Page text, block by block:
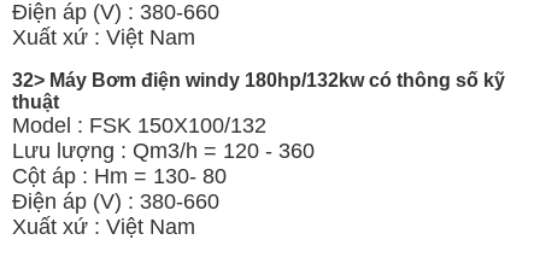
Điện áp (V) : 380-660
Xuất xứ : Việt Nam
32> Máy Bơm điện windy 180hp/132kw có thông số kỹ
thuật
Model : FSK 150X100/132
Lưu lượng : Qm3/h = 120 - 360
Cột áp : Hm = 130- 80
Điện áp (V) : 380-660
Xuất xứ : Việt Nam